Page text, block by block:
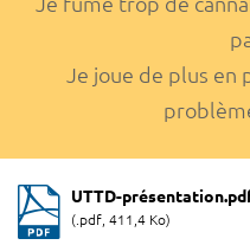
Je joue de plus en
UTTD-
(.pdf, 411,4 Ko)